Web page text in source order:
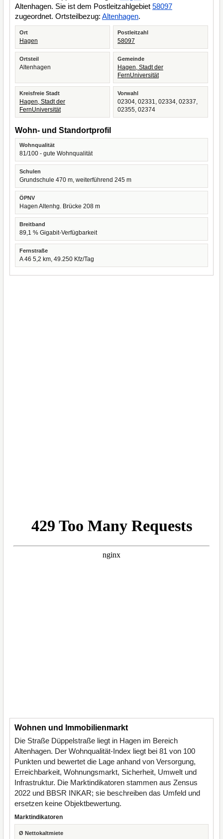
Altenhagen. Sie ist dem Postleitzahlgebiet 58097
zugeordnet. Ortsteilbezug: Altenhagen.
Ort
Hagen
Postleitzahl
58097
Ortsteil
Altenhagen
Gemeinde
Hagen, Stadt der
FernUniversität
Kreisfreie Stadt
Hagen, Stadt der
FernUniversität
Vorwahl
02304, 02331, 02334, 02337,
02355, 02374
Wohn- und Standortprofil
Wohnqualität
81/100 - gute Wohnqualität
Schulen
Grundschule 470 m, weiterführend 245 m
ÖPNV
Hagen Altenhg. Brücke 208 m
Breitband
89,1 % Gigabit-Verfügbarkeit
Fernstraße
A 46 5,2 km, 49.250 Kfz/Tag
Wohnen und Immobilienmarkt
Die Straße Düppelstraße liegt in Hagen im Bereich
Altenhagen. Der Wohnqualität-Index liegt bei 81 von 100
Punkten und bewertet die Lage anhand von Versorgung,
Erreichbarkeit, Wohnungsmarkt, Sicherheit, Umwelt und
Infrastruktur. Die Marktindikatoren stammen aus Zensus
2022 und BBSR INKAR; sie beschreiben das Umfeld und
ersetzen keine Objektbewertung.
Marktindikatoren
Ø Nettokaltmiete